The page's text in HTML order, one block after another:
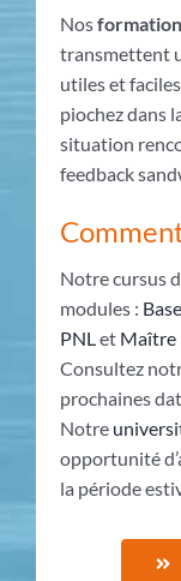
Nos
transmettent
utiles et
piochez dans
situation
feedback
Notre cursus
modules :
PNL et Maître
Consultez
prochaines
Notre
opportunité
la période